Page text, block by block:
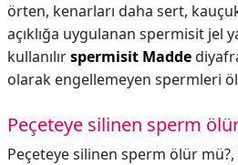
örten, kenarları daha sert,
açıklığa uygulanan spermisit jel
kullanılırspermisit Madde
olarak engellemeyen spermleri
Peçeteye silinen sperm
Peçeteye silinen sperm ölür mü?,